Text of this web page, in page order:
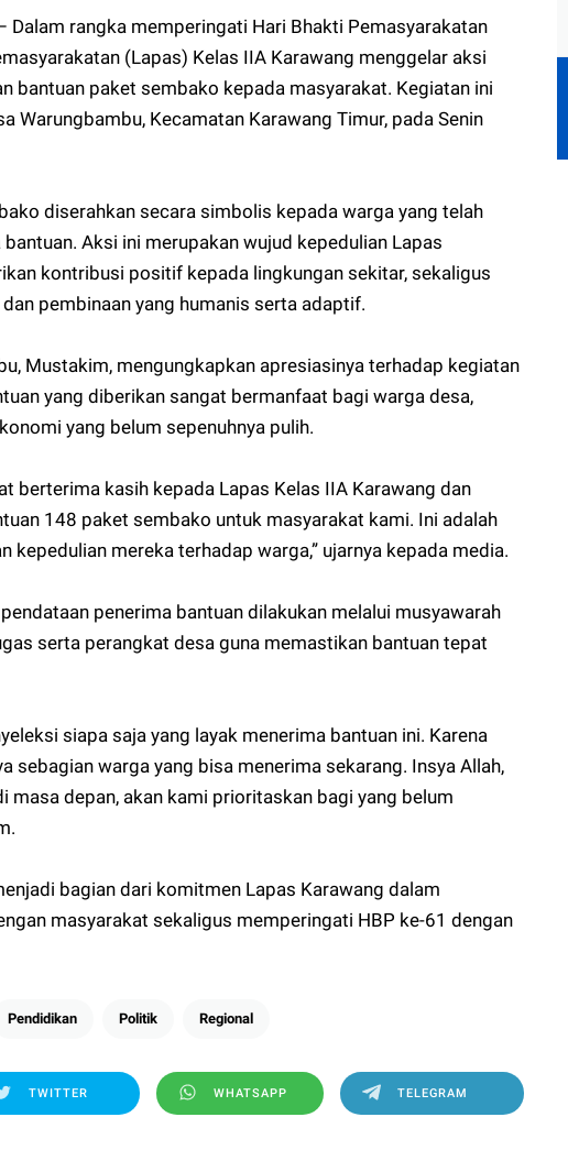
Dalam rangka memperingati Hari Bhakti Pemasyarakatan
(Lapas) Kelas IIA Karawang menggelar aksi
bantuan paket sembako kepada masyarakat. Kegiatan ini
Warungbambu, Kecamatan Karawang Timur, pada Senin
diserahkan secara simbolis kepada warga yang telah
Aksi ini merupakan wujud kepedulian Lapas
kontribusi positif kepada lingkungan sekitar, sekaligus
pembinaan yang humanis serta adaptif.
Mustakim, mengungkapkan apresiasinya terhadap kegiatan
yang diberikan sangat bermanfaat bagi warga desa,
yang belum sepenuhnya pulih.
berterima kasih kepada Lapas Kelas IIA Karawang dan
148 paket sembako untuk masyarakat kami. Ini adalah
kepedulian mereka terhadap warga,” ujarnya kepada media.
penerima bantuan dilakukan melalui musyawarah
serta perangkat desa guna memastikan bantuan tepat
siapa saja yang layak menerima bantuan ini. Karena
sebagian warga yang bisa menerima sekarang. Insya Allah,
masa depan, akan kami prioritaskan bagi yang belum
bagian dari komitmen Lapas Karawang dalam
masyarakat sekaligus memperingati HBP ke-61 dengan
Pendidikan Politik Regional
TWITTER WHATSAPP TELEGRAM